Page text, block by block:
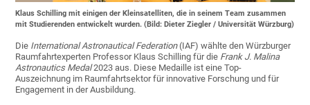
Klaus Schilling mit einigen der Kleinsatelliten, die in seinem Team zusammen
mit Studierenden entwickelt wurden. (Bild: Dieter Ziegler / Universität Würzburg)
Die International Astronautical Federation(IAF) wählte den Würzburger
Raumfahrtexperten Professor Klaus Schilling für die Frank J. Malina
Astronautics Medal2023 aus. Diese Medaille ist eine Top-
Auszeichnung im Raumfahrtsektor für innovative Forschung und für
Engagement in der Ausbildung.